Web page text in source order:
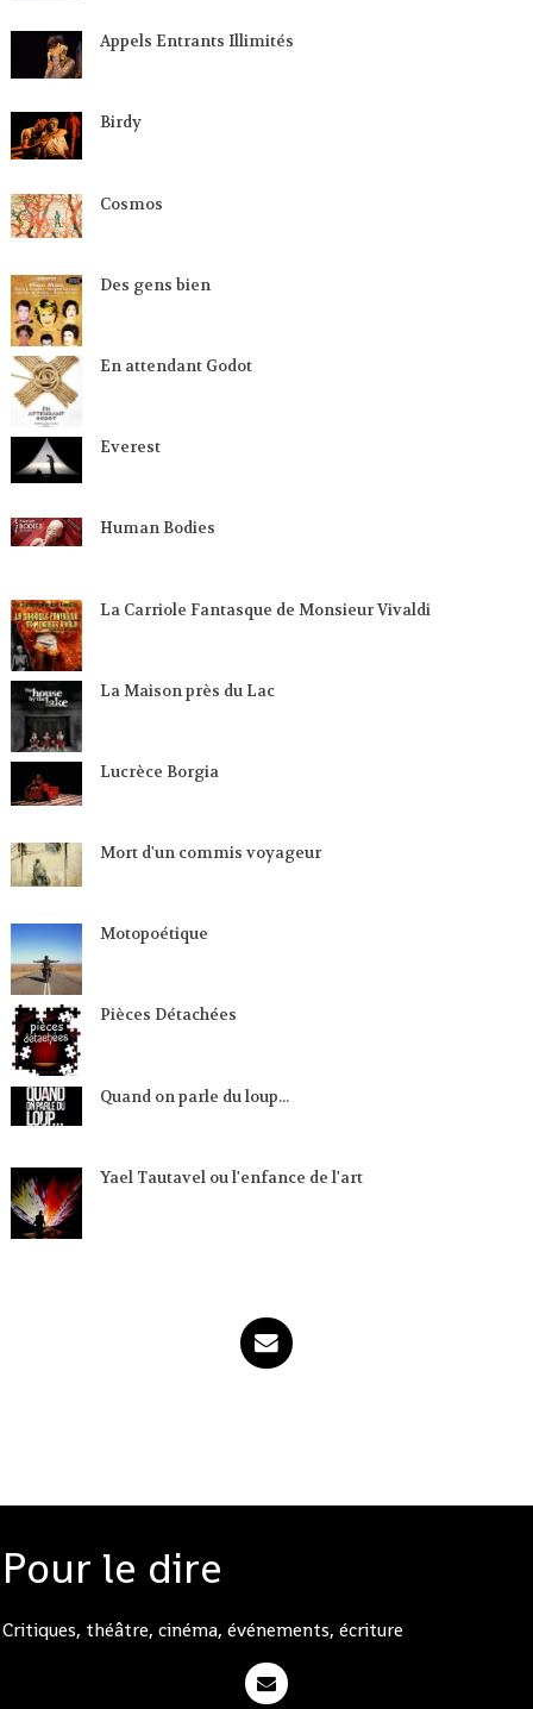
Appels Entrants Illimités
Birdy
Cosmos
Des gens bien
En attendant Godot
Everest
Human Bodies
La Carriole Fantasque de Monsieur Vivaldi
La Maison près du Lac
Lucrèce Borgia
Mort d'un commis voyageur
Motopoétique
Pièces Détachées
Quand on parle du loup...
Yael Tautavel ou l'enfance de l'art
Pour le dire
Critiques, théâtre, cinéma, événements, écriture